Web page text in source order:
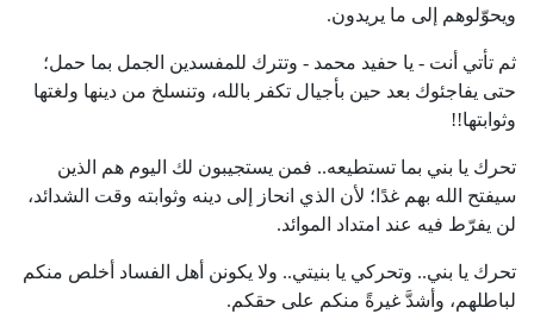
ويحوّلوهم إلى ما يريدون.
ثم تأتي أنت - يا حفيد محمد - وتترك للمفسدين الجمل بما حمل؛
حتى يفاجئوك بعد حين بأجيال تكفر بالله، وتنسلخ من دينها ولغتها
وثوابتها!!
تحرك يا بني بما تستطيعه.. فمن يستجيبون لك اليوم هم الذين
سيفتح الله بهم غدًا؛ لأن الذي انحاز إلى دينه وثوابته وقت الشدائد،
لن يفرّط فيه عند امتداد الموائد.
تحرك يا بني.. وتحركي يا بنيتي.. ولا يكونن أهل الفساد أخلص منكم
لباطلهم، وأشدَّ غيرةً منكم على حقكم.